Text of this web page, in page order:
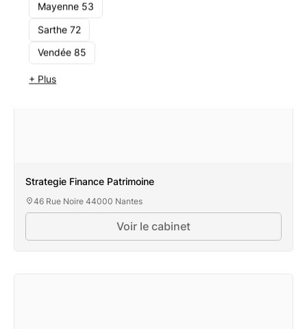
Mayenne 53
Sarthe 72
Vendée 85
+ Plus
Strategie Finance Patrimoine
46 Rue Noire 44000 Nantes
Voir le cabinet